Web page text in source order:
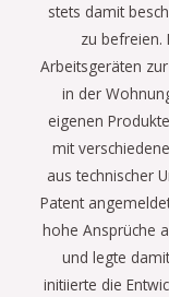
stets damit
zu befreien.
Arbeitsgeräten
in der
eigenen
mit
aus technischer
Patent
hohe Ansprüche
und legte
initiierte die